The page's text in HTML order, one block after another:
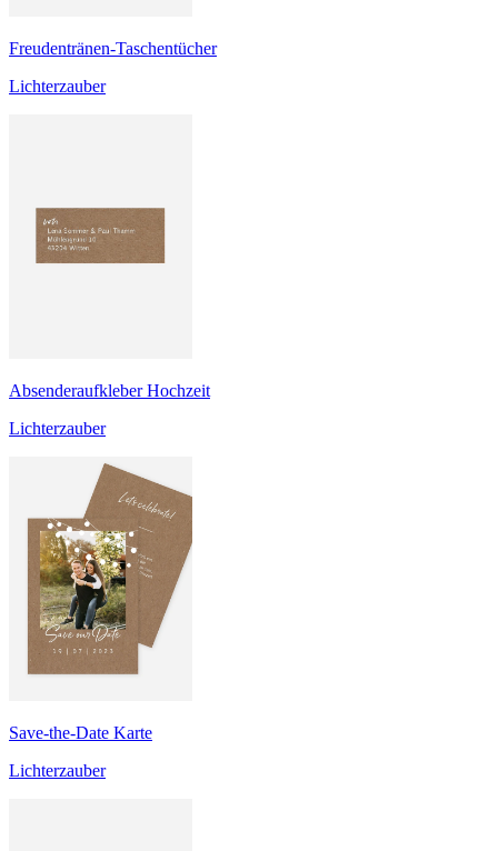
Freudentränen-Taschentücher
Lichterzauber
Absenderaufkleber Hochzeit
Lichterzauber
Save-the-Date Karte
Lichterzauber